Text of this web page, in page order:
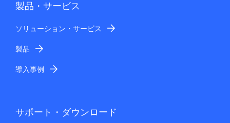
製品・サービス
ソリューション・サービス
製品
導入事例
サポート・ダウンロード